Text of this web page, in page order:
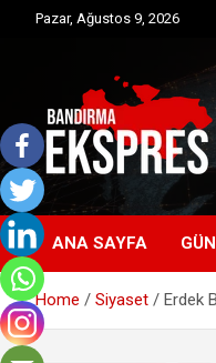
Pazar, Ağustos 9, 2026
Bandırma'dan güncel
ANA SAYFA
Home Siyaset Erdek